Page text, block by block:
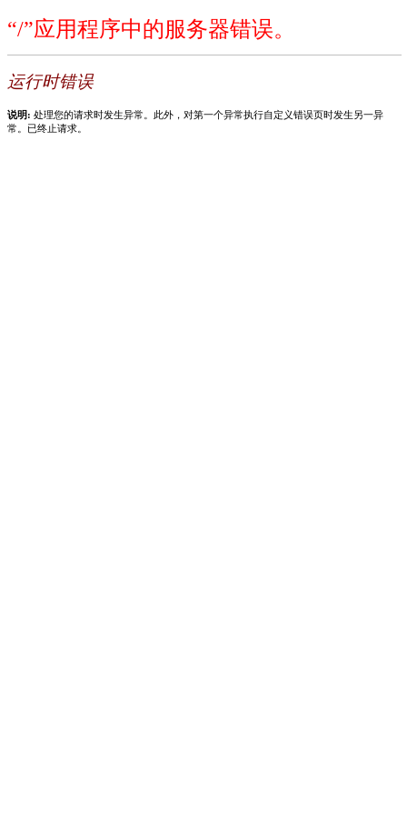
“/”应用程序中的服务器错误。
运行时错误
说明: 处理您的请求时发生异常。此外，对第一个异常执行自定义错误页时发生另一异
常。已终止请求。